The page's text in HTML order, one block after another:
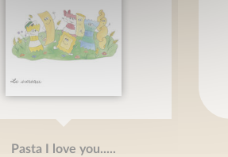
Pasta I love you.....